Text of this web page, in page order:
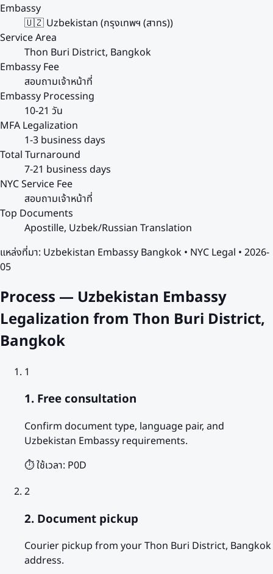
Embassy
🇺🇿 Uzbekistan (กรุงเทพฯ (สาทร))
Service Area
Thon Buri District, Bangkok
Embassy Fee
สอบถามเจ้าหน้าที่
Embassy Processing
10-21 วัน
MFA Legalization
1-3 business days
Total Turnaround
7-21 business days
NYC Service Fee
สอบถามเจ้าหน้าที่
Top Documents
Apostille, Uzbek/Russian Translation
แหล่งที่มา: Uzbekistan Embassy Bangkok • NYC Legal • 2026-
05
Process — Uzbekistan Embassy
Legalization from Thon Buri District,
Bangkok
1
1. Free consultation
Confirm document type, language pair, and
Uzbekistan Embassy requirements.
⏱️ ใช้เวลา: P0D
2
2. Document pickup
Courier pickup from your Thon Buri District, Bangkok
address.